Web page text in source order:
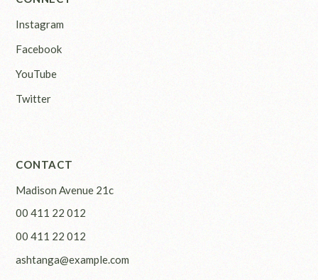
Instagram
Facebook
YouTube
Twitter
CONTACT
Madison Avenue 21c
00 411 22 012
00 411 22 012
ashtanga@example.com